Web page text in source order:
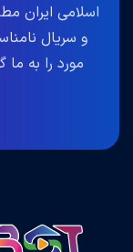
اسلامی ایران
و سریال
مورد را به